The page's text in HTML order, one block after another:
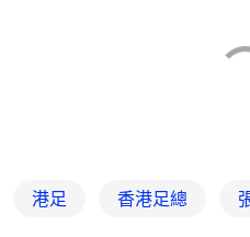
港足 香港足總